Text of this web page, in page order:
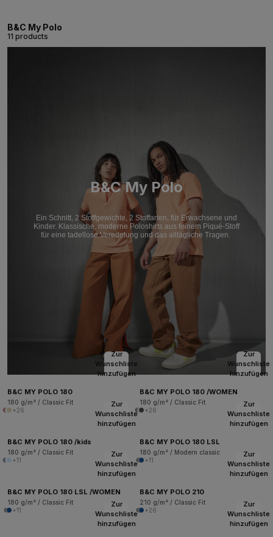
B&C My Polo
11 products
B&C My Polo
Ein Schnitt, 2 Stoffgewichte, 2 Stoffarten, für Erwachsene und
Kinder. Klassische, moderne Poloshirts aus feinem Piqué-Stoff
für eine tadellose Veredelung und das alltägliche Tragen.
Zur
Wunschliste
hinzufügen
B&C MY POLO 180
180 g/m² / Classic Fit
+26
Zur
Wunschliste
hinzufügen
B&C MY POLO 180 /WOMEN
180 g/m² / Classic Fit
+26
Zur
Wunschliste
hinzufügen
B&C MY POLO 180 /kids
180 g/m² / Classic Fit
+11
Zur
Wunschliste
hinzufügen
B&C MY POLO 180 LSL
180 g/m² / Modern classic
+11
Zur
Wunschliste
hinzufügen
B&C MY POLO 180 LSL /WOMEN
180 g/m² / Classic Fit
+11
Zur
Wunschliste
hinzufügen
B&C MY POLO 210
210 g/m² / Classic Fit
+26
Zur
Wunschliste
hinzufügen
Zur
Wunschliste
hinzufügen